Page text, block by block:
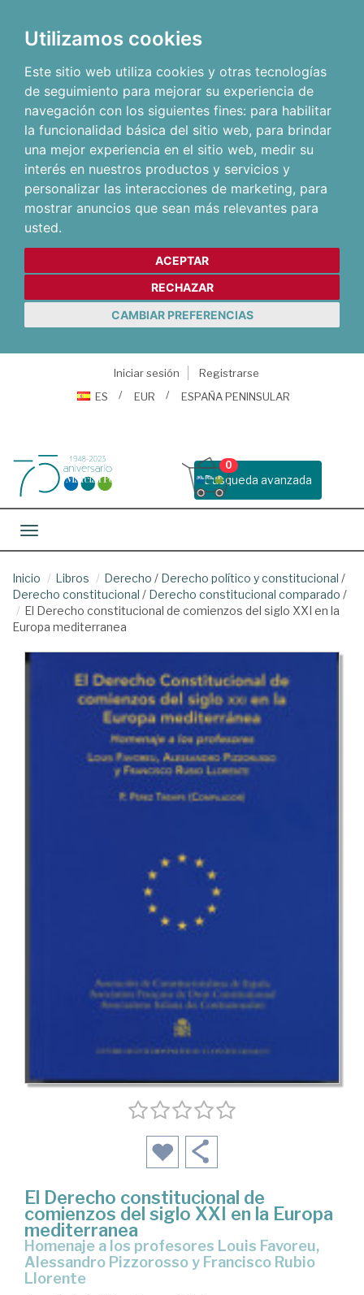
Utilizamos cookies
Este sitio web utiliza cookies y otras tecnologías
de seguimiento para mejorar su experiencia de
navegación con los siguientes fines: para habilitar
la funcionalidad básica del sitio web, para brindar
una mejor experiencia en el sitio web, medir su
interés en nuestros productos y servicios y
personalizar las interacciones de marketing, para
mostrar anuncios que sean más relevantes para
usted.
ACEPTAR
RECHAZAR
CAMBIAR PREFERENCIAS
Iniciar sesión
Registrarse
ES
EUR ESPAÑA PENINSULAR
Busqueda avanzada
0
Toggle navigation
Inicio Libros Derecho / Derecho político y constitucional /
Derecho constitucional / Derecho constitucional comparado /
El Derecho constitucional de comienzos del siglo XXI en la
Europa mediterranea
El Derecho constitucional de
comienzos del siglo XXI en la Europa
mediterranea
homenaje a los profesores Louis Favoreu,
Alessandro Pizzorosso y Francisco Rubio
Llorente